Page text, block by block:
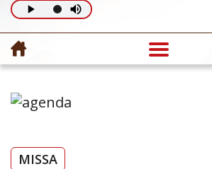
MISSA